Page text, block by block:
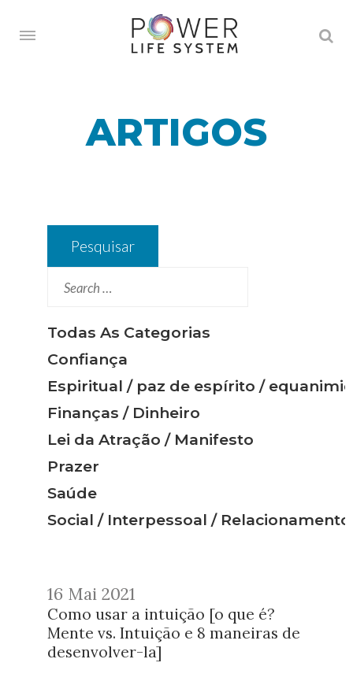
ARTIGOS
Todas As Categorias
Confiança
Espiritual / paz de espírito /
Finanças / Dinheiro
Lei da Atração / Manifesto
Prazer
Saúde
Social / Interpessoal /
16 Mai 2021
Como usar a intuição [o que é?
Mente vs. Intuição e 8 maneiras de
desenvolver-la]